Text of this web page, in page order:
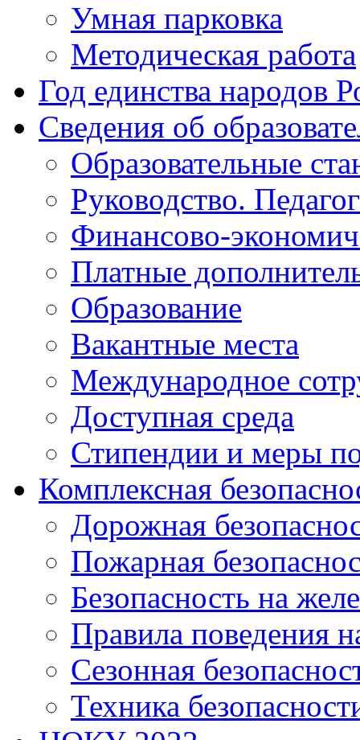
Умная парковка
Методическая работа
Год единства народов
Сведения об
Образовательные
Руководство.
Финансово-
Платные
Образование
Вакантные места
Международное
Доступная среда
Стипендии и меры
Комплексная
Дорожная
Пожарная
Безопасность на
Правила поведения
Сезонная
Техника